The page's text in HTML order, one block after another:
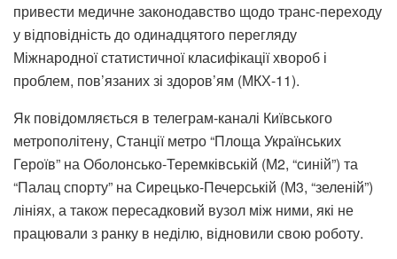
привести медичне законодавство щодо транс-переходу
у відповідність до одинадцятого перегляду
Міжнародної статистичної класифікації хвороб і
проблем, пов’язаних зі здоров’ям (МКХ-11).
Як повідомляється в телеграм-каналі Київського
метрополітену, Станції метро “Площа Українських
Героїв” на Оболонсько-Теремківській (М2, “синій”) та
“Палац спорту” на Сирецько-Печерській (М3, “зеленій”)
лініях, а також пересадковий вузол між ними, які не
працювали з ранку в неділю, відновили свою роботу.